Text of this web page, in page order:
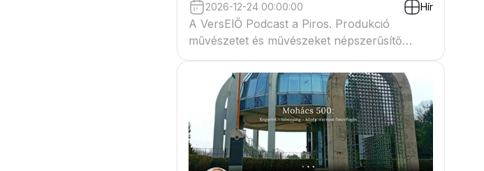
2026-12-24 00:00:00 Hír
A VersElŐ Podcast a Piros. Produkció
művészetet és művészeket népszerűsítő
beszélgető műsora